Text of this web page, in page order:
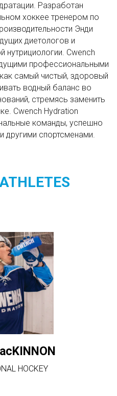
Разработан
хоккее тренером по
Энди
диетологов и
нутрициологии. Cwench
профессиональными
самый чистый, здоровый
водный баланс во
стремясь заменить
Cwench Hydration
команды, успешно
другими спортсменами.
HOCKEY